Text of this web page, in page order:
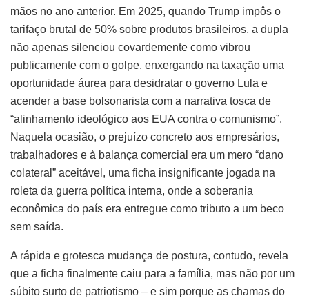
mãos no ano anterior. Em 2025, quando Trump impôs o
tarifaço brutal de 50% sobre produtos brasileiros, a dupla
não apenas silenciou covardemente como vibrou
publicamente com o golpe, enxergando na taxação uma
oportunidade áurea para desidratar o governo Lula e
acender a base bolsonarista com a narrativa tosca de
“alinhamento ideológico aos EUA contra o comunismo”.
Naquela ocasião, o prejuízo concreto aos empresários,
trabalhadores e à balança comercial era um mero “dano
colateral” aceitável, uma ficha insignificante jogada na
roleta da guerra política interna, onde a soberania
econômica do país era entregue como tributo a um beco
sem saída.
A rápida e grotesca mudança de postura, contudo, revela
que a ficha finalmente caiu para a família, mas não por um
súbito surto de patriotismo – e sim porque as chamas do